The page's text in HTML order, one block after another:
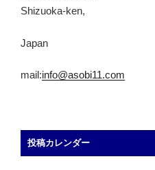
Shizuoka-ken,
Japan
mail:info@asobi11.com
投稿カレンダー